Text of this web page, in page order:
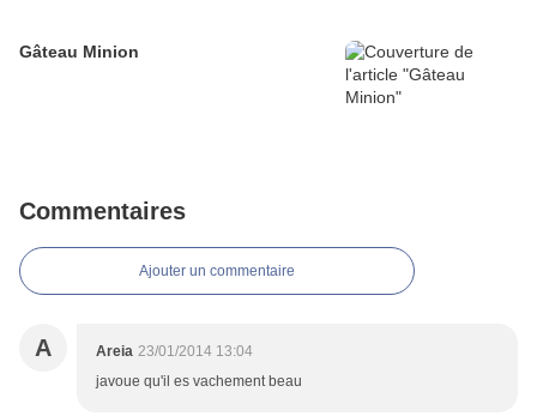
Gâteau Minion
Commentaires
Ajouter un commentaire
A Areia 23/01/2014 13:04
javoue qu'il es vachement beau